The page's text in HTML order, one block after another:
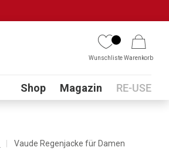
WunschlisteWarenkorb
Submenu
Shop Magazin RE-USE
Vaude Regenjacke für Damen